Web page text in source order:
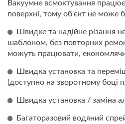
Вакуумне всмоктування
поверхні, тому об'єкт не може
Швидке та надійне різання
шаблоном, без повторних
можуть працювати,
Швидка установка та
(доступно на зворотному боці
Швидка установка / заміна
Багаторазовий водяний